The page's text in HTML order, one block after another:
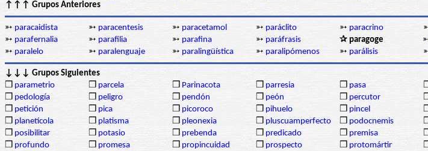
↑↑↑ Grupos Anteriores
➳ paracaidista ➳ paracentesis ➳ paracetamol ➳ paráclito ➳ paracrino
➳ parafernalia ➳ parafilia ➳ parafina ➳ paráfrasis ✰ paragoge
➳ paralelo ➳ paralenguaje ➳ paralingüística ➳ paralipómenos ➳ parálisis
↓↓↓ Grupos Siguientes
❒ parametrio ❒ parcela ❒ Parinacota ❒ parresia ❒ pasa
❒ pedología ❒ peligro ❒ pendón ❒ peón ❒ percutor
❒ petición ❒ pica ❒ picoroco ❒ pihuelo ❒ pincel
❒ planetícola ❒ platisma ❒ pleonexia ❒ pluscuamperfecto ❒ podocnemis
❒ posibilitar ❒ potasio ❒ prebenda ❒ predicado ❒ premisa
❒ profundo ❒ promesa ❒ propincuidad ❒ prospecto ❒ protomártir